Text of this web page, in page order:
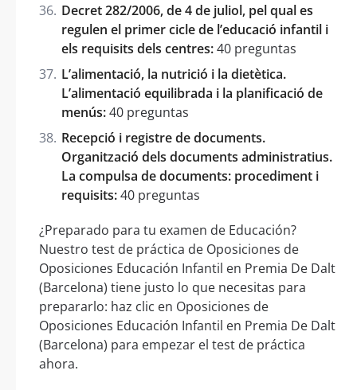
Decret 282/2006, de 4 de juliol, pel qual es
regulen el primer cicle de l’educació infantil i
els requisits dels centres:40 preguntas
L’alimentació, la nutrició i la dietètica.
L’alimentació equilibrada i la planificació de
menús:40 preguntas
Recepció i registre de documents.
Organització dels documents administratius.
La compulsa de documents: procediment i
requisits:40 preguntas
¿Preparado para tu examen de Educación?
Nuestro test de práctica de Oposiciones de
Oposiciones Educación Infantil en Premia De Dalt
(Barcelona) tiene justo lo que necesitas para
prepararlo: haz clic en Oposiciones de
Oposiciones Educación Infantil en Premia De Dalt
(Barcelona) para empezar el test de práctica
ahora.